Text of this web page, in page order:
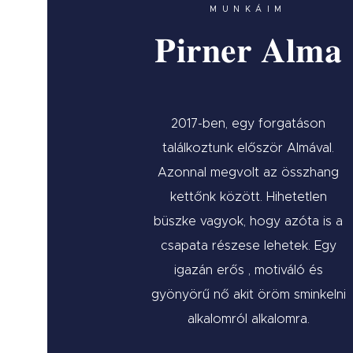
MUNKÁIM
Pirner Alma
2017-ben, egy forgatáson
találkoztunk először Almával.
Azonnal megvolt az összhang
kettőnk között. Hihetetlen
büszke vagyok, hogy azóta is a
csapata részese lehetek. Egy
igazán erős , motiváló és
gyönyörű nő akit öröm sminkelni
alkalomról alkalomra.